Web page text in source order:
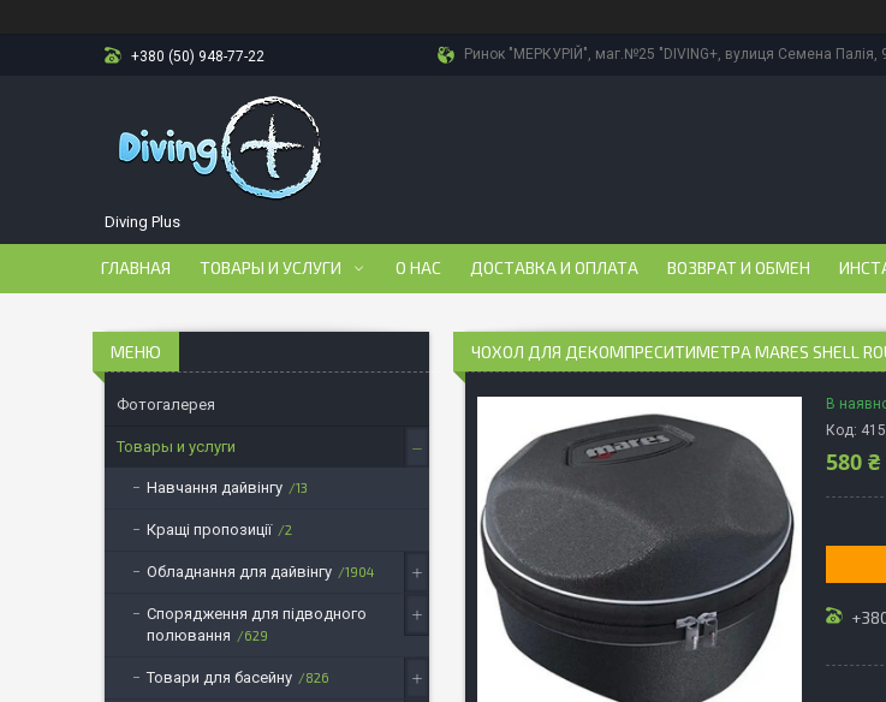
+380 (50) 948-77-22 Ринок "МЕРКУРІЙ", маг.№25 "DIVING+, вулиця Семена
Diving Plus
ГЛАВНАЯ ТОВАРЫ И УСЛУГИ О НАС ДОСТАВКА И ОПЛАТА ВОЗВРАТ И ОБМЕН
ЧОХОЛ ДЛЯ ДЕКОМПРЕСИТИМЕТРА MARES SHELL
В
Код:
580 ₴
Фотогалерея
Товары и услуги
Навчання дайвінгу 13
Кращі пропозиції 2
Обладнання для дайвінгу 1904
Спорядження для підводного
полювання
629
Товари для басейну 826